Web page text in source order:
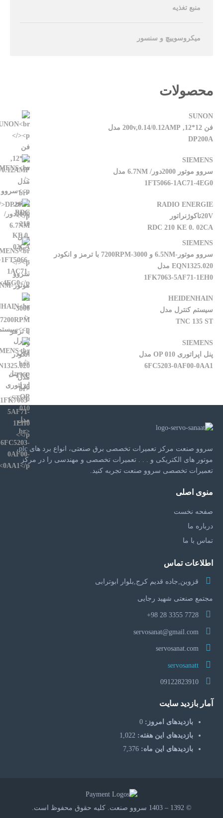
منبع تغذیه
میکروسوییچ و سنسور
محصولات
SUNON
فن 12*12, 200v,0.14/0.12AMP مدل
DP200A
SIEMENS
سروو موتور 2000دور/ 6.7NM مدل
1FT5066-1AC71-4EG0
RADIO ENERGIE
20Vتاکوژنراتور
RDC 210 KE 0. 02CA
SIEMENS
سروو موتور-6.5NM و 3000-7200RPM با ترمز و انکودر
EQN1325.020 مدل
1FK7063-5AF71-1EH0
HEIDENHAIN
سیستم کنترل مدل
TNC 135 ST
SIEMENS
پنل اپراتوری OP 010 مدل
6FC5203-0AF00-0AA1
سروو صنعت مرکز تعمیرات تخصصی برق صنعتی، انواع برد های plc،
موتور های الکتریکی و . . . تعمیرات تخصصی و مهندسی را در مرکز
تعمیرات تخصصی سروو صنعت تجربه کنید.
منوی اصلی
صفحه نخست
درباره ما
تماس با ما
اطلاعات تماس
قزوین,جاده قدیم کرج,بلوار ابوترابی
مجتمع صنعتی شهید رجایی
آمار بازدید سایت
بازدیدهای امروز: 0
بازدیدهای این هفته: 1,022
بازدیدهای این ماه: 7,376
© 1392 – 1403 سروو صنعت. کلیه حقوق محفوظ است.